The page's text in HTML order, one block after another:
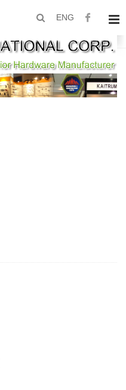
ENG